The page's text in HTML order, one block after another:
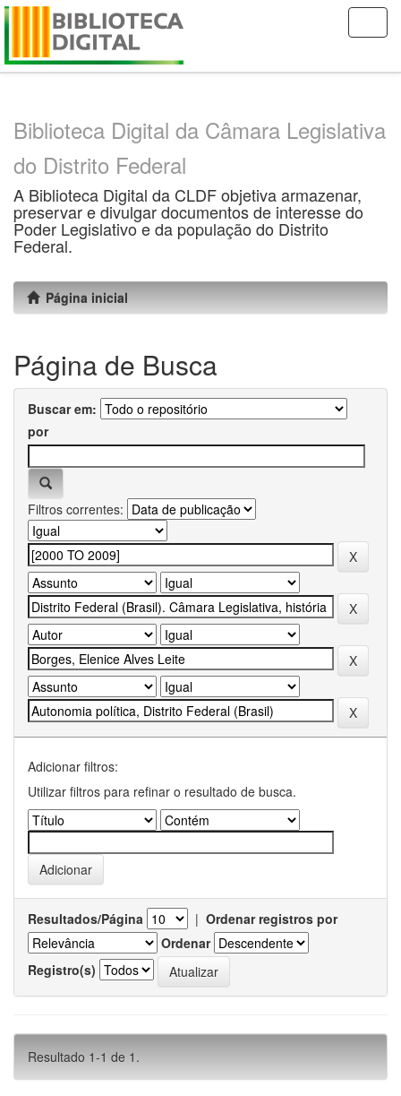
Skip
Biblioteca Digital da Câmara Legislativa
do Distrito Federal
A Biblioteca Digital da CLDF objetiva armazenar,
preservar e divulgar documentos de interesse do
Poder Legislativo e da população do Distrito
Federal.
Página inicial
Página de Busca
Buscar em:
por
Filtros correntes:
Adicionar filtros:
Utilizar filtros para refinar o resultado de busca.
Resultados/Página | Ordenar registros por
Ordenar
Registro(s)
Resultado 1-1 de 1.